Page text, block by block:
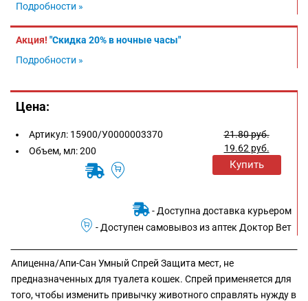
Подробности »
Акция! "Скидка 20% в ночные часы"
Подробности »
Цена:
Артикул: 15900/У0000003370
Объем, мл:200
21.80руб.
19.62 руб.
Купить
- Доступна доставка курьером
- Доступен самовывоз из аптек Доктор Вет
Апиценна/Апи-Сан Умный Спрей Защита мест, не
предназначенных для туалета кошек. Спрей применяется для
того, чтобы изменить привычку животного справлять нужду в